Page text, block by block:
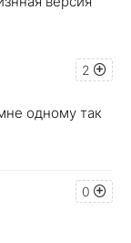
2
одному так
0